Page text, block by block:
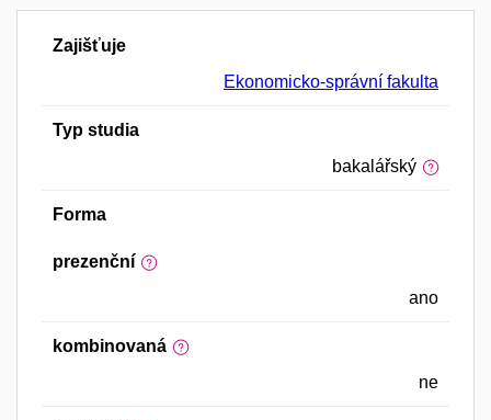
Zajišťuje
Ekonomicko-správní fakulta
Typ studia
bakalářský
Forma
prezenční
ano
kombinovaná
ne